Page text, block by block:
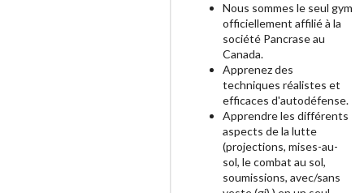
Nous sommes le seul gym
officiellement affilié à la
société Pancrase au
Canada.
Apprenez des
techniques réalistes et
efficaces d'autodéfense.
Apprendre les différents
aspects de la lutte
(projections, mises-au-
sol, le combat au sol,
soumissions, avec/sans